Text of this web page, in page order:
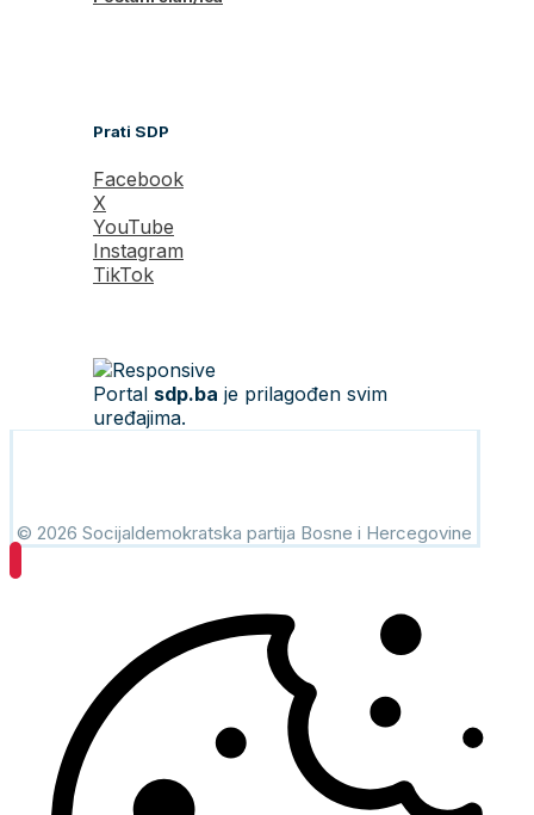
Prati SDP
Facebook
X
YouTube
Instagram
TikTok
Portal sdp.ba je prilagođen svim
uređajima.
© 2026 Socijaldemokratska partija Bosne i Hercegovine